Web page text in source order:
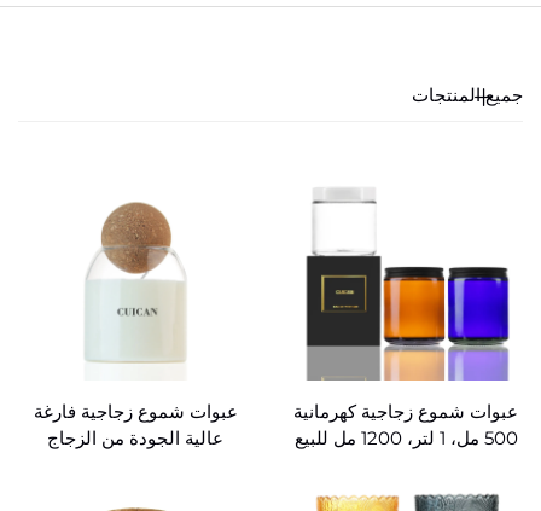
جميع المنتجات
عبوات شموع زجاجية كهرمانية
500 مل، 1 لتر، 1200 مل للبيع
عبوات شموع زجاجية فارغة
عالية الجودة من الزجاج